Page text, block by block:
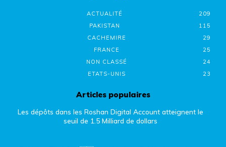
ACTUALITÉ
209
PAKISTAN
115
CACHEMIRE
29
FRANCE
25
NON CLASSÉ
24
ETATS-UNIS
23
Articles populaires
Les dépôts dans les Roshan Digital Account atteignent le
seuil de 1.5 Milliard de dollars